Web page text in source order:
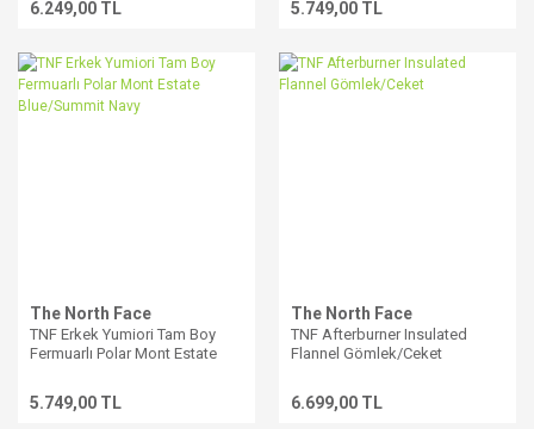
6.249,00 TL 5.749,00 TL
The North Face
TNF Erkek Yumiori Tam Boy
Fermuarlı Polar Mont Estate
5.749,00 TL
The North Face
TNF Afterburner Insulated
Flannel Gömlek/Ceket
6.699,00 TL